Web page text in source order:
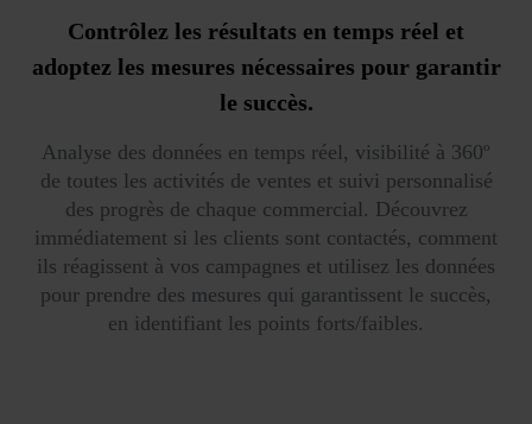
Contrôlez les résultats en temps réel et
adoptez les mesures nécessaires pour garantir
le succès.
Analyse des données en temps réel, visibilité à 360º
de toutes les activités de ventes et suivi personnalisé
des progrès de chaque commercial. Découvrez
immédiatement si les clients sont contactés, comment
ils réagissent à vos campagnes et utilisez les données
pour prendre des mesures qui garantissent le succès,
en identifiant les points forts/faibles.